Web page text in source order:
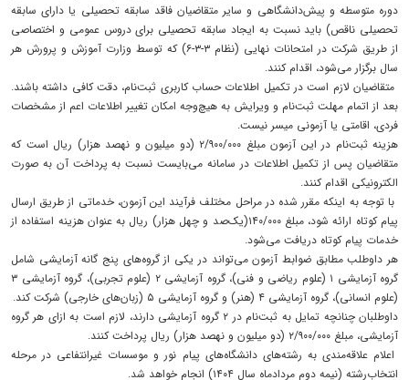
دوره متوسطه و پیش‌دانشگاهی و سایر متقاضیان فاقد سابقه تحصیلی یا دارای سابقه
تحصیلی ناقص) باید نسبت به ایجاد سابقه تحصیلی برای دروس عمومی و اختصاصی
از طریق شرکت در امتحانات نهایی (نظام ۳-۳-۶) که توسط وزارت آموزش و پرورش هر
سال برگزار می‌شود، اقدام کنند.
متقاضیان لازم است در تکمیل اطلاعات حساب کاربری ثبت‌نام، دقت کافی داشته باشند.
بعد از اتمام مهلت ثبت‌نام و ویرایش به هیچ‌وجه امکان تغییر اطلاعات اعم از مشخصات
فردی، اقامتی یا آزمونی میسر نیست.
هزینه ثبت‌نام در این آزمون مبلغ ۲/۹۰۰/۰۰۰ (دو میلیون و نهصد هزار) ریال است که
متقاضیان پس از تکمیل اطلاعات در سامانه می‌بایست نسبت به پرداخت آن به صورت
الکترونیکی اقدام کنند.
با توجه به اینکه مقرر شده در مراحل مختلف فرآیند این آزمون، خدماتی از طریق ارسال
پیام کوتاه ارائه شود، مبلغ ۱۴۰/۰۰۰(یک‌صد و چهل هزار) ریال به عنوان هزینه استفاده از
خدمات پیام کوتاه دریافت می‌شود.
هر داوطلب مطابق ضوابط آزمون می‌تواند در یکی از گروه‌های پنج گانه آزمایشی شامل
گروه آزمایشی ۱ (علوم ریاضی و فنی)، گروه آزمایشی ۲ (علوم تجربی)، گروه آزمایشی ۳
(علوم انسانی)، گروه آزمایشی ۴ (هنر) و گروه آزمایشی ۵ (زبان‌های خارجی) شرکت کند.
داوطلبان چنانچه تمایل به ثبت‌نام در ۲ گروه آزمایشی دارند، لازم است به ازای هر گروه
آزمایشی، مبلغ ۲/۹۰۰/۰۰۰ (دو میلیون و نهصد هزار) ریال پرداخت کنند.
اعلام علاقه‌مندی به رشته‌های دانشگاه‌های پیام نور و موسسات غیرانتفاعی در مرحله
انتخاب‌رشته (نیمه دوم مردادماه سال ۱۴۰۴) انجام خواهد شد.